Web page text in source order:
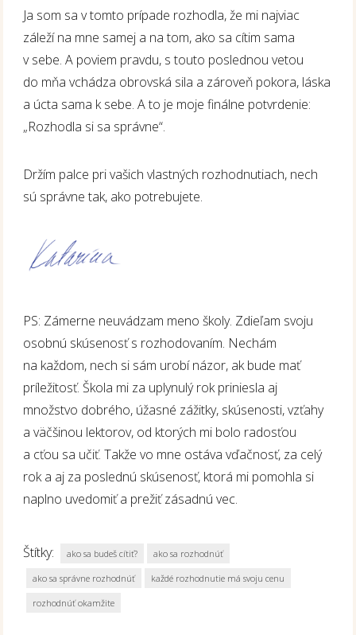
Ja som sa v tomto prípade rozhodla, že mi najviac
záleží na mne samej a na tom, ako sa cítim sama
v sebe. A poviem pravdu, s touto poslednou vetou
do mňa vchádza obrovská sila a zároveň pokora, láska
a úcta sama k sebe. A to je moje finálne potvrdenie:
„Rozhodla si sa správne“.
Držím palce pri vašich vlastných rozhodnutiach, nech
sú správne tak, ako potrebujete.
PS: Zámerne neuvádzam meno školy. Zdieľam svoju
osobnú skúsenosť s rozhodovaním. Nechám
na každom, nech si sám urobí názor, ak bude mať
príležitosť. Škola mi za uplynulý rok priniesla aj
množstvo dobrého, úžasné zážitky, skúsenosti, vzťahy
a väčšinou lektorov, od ktorých mi bolo radosťou
a cťou sa učiť. Takže vo mne ostáva vďačnosť, za celý
rok a aj za poslednú skúsenosť, ktorá mi pomohla si
naplno uvedomiť a prežiť zásadnú vec.
Štítky: ako sa budeš cítiť? ako sa rozhodnúť
ako sa správne rozhodnúť každé rozhodnutie má svoju cenu
rozhodnúť okamžite